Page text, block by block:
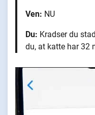
Ven: NU
Du: Kradser du
du, at katte har 32